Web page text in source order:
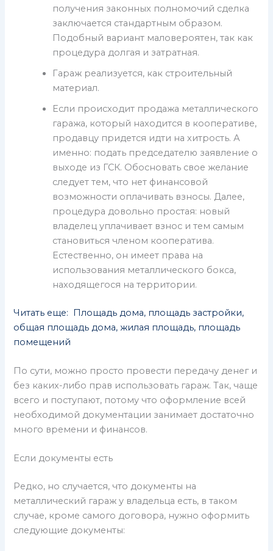
получения законных полномочий сделка
заключается стандартным образом.
Подобный вариант маловероятен, так как
процедура долгая и затратная.
Гараж реализуется, как строительный
материал.
Если происходит продажа металлического
гаража, который находится в кооперативе,
продавцу придется идти на хитрость. А
именно: подать председателю заявление о
выходе из ГСК. Обосновать свое желание
следует тем, что нет финансовой
возможности оплачивать взносы. Далее,
процедура довольно простая: новый
владелец уплачивает взнос и тем самым
становиться членом кооператива.
Естественно, он имеет права на
использования металлического бокса,
находящегося на территории.
Читать еще: Площадь дома, площадь застройки,
общая площадь дома, жилая площадь, площадь
помещений
По сути, можно просто провести передачу денег и
без каких-либо прав использовать гараж. Так, чаще
всего и поступают, потому что оформление всей
необходимой документации занимает достаточно
много времени и финансов.
Если документы есть
Редко, но случается, что документы на
металлический гараж у владельца есть, в таком
случае, кроме самого договора, нужно оформить
следующие документы: